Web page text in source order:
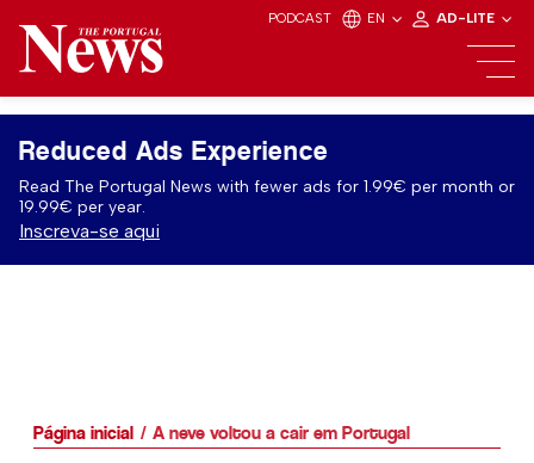
PODCAST EN AD-LITE
Reduced Ads Experience
Read The Portugal News with fewer ads for 1.99€ per month or
19.99€ per year.
Inscreva-se aqui
Página inicial A neve voltou a cair em Portugal